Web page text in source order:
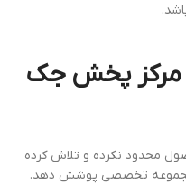
مرکز پخش جک
محدود نکرده و تلاش کرده
مجموعه تخصصی پوشش دهد.